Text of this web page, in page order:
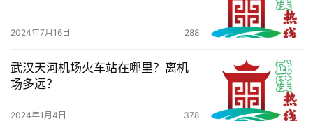
2024年7月16日 288
武汉天河机场火车站在哪里？离机
场多远？
2024年1月4日 378